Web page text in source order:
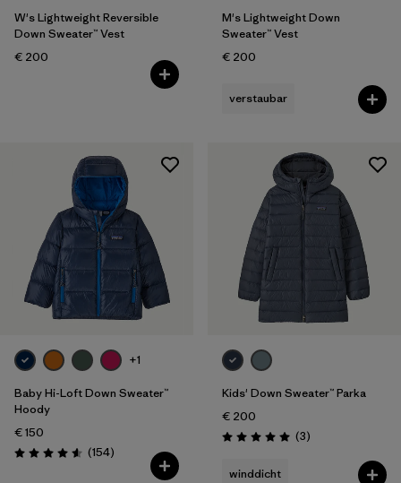
W's Lightweight Reversible
Down Sweater™ Vest
€ 200
M's Lightweight Down
Sweater™ Vest
€ 200
verstaubar
+1
Baby Hi-Loft Down Sweater™
Hoody
€ 150
Bewertung: 4.6 / 5
(154Rezensionen
)
Kids' Down Sweater™ Parka
€ 200
Bewertung: 5.0 / 5
(3Rezensionen
)
winddicht